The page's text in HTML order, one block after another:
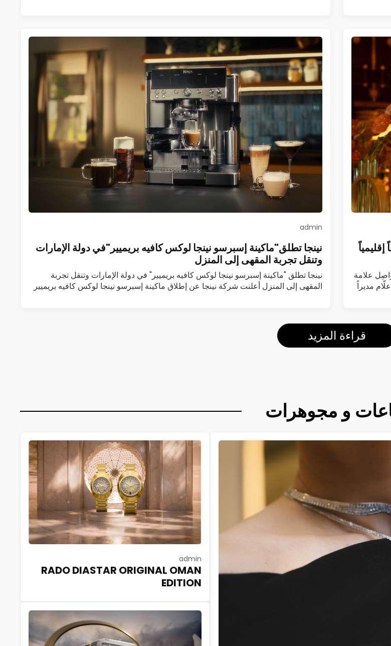
علامة
مديراً
admin
نينجا تطلق"ماكينة إسبرسو نينجا لوكس كافيه بريميير"في دولة الإمارات
وتنقل تجربة المقهى إلى المنزل
نينجا تطلق "ماكينة إسبرسو نينجا لوكس كافيه بريميير" في دولة الإمارات وتنقل تجربة
المقهى إلى المنزل أعلنت شركة نينجا عن إطلاق ماكينة إسبرسو نينجا لوكس كافيه بريميير
قراءة المزيد
و مجوهرات
admin
RADO DIASTAR ORIGINAL OMAN
EDITION